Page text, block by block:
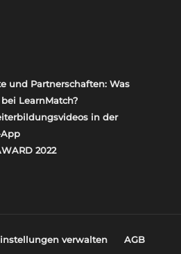
und Partnerschaften: Was
LearnMatch?
in der
2022
verwalten AGB